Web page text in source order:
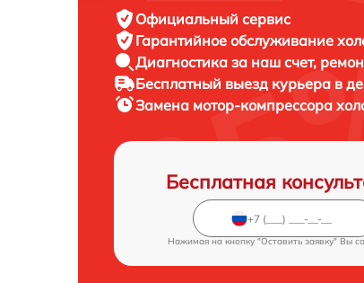
Официальный сервис
Гарантийное обслуживание
Диагностика за наш счет,
Бесплатный выезд курьера в
Замена мотор-компрессора
Бесплатная
Нажимая на кнопку "Оставить заявку" Вы